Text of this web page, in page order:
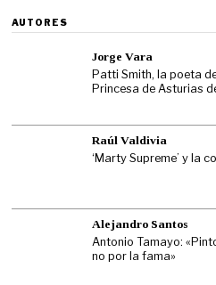
AUTORES
Jorge Vara
Patti Smith, la poeta
Princesa de Asturias
Raúl Valdivia
‘Marty Supreme’ y la
Alejandro Santos
Antonio Tamayo:
no por la fama»